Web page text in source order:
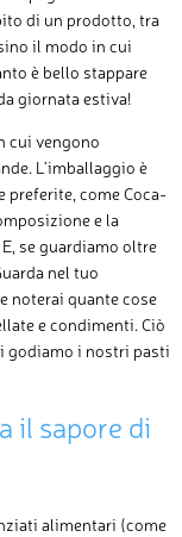
di un prodotto, tra
il modo in cui
è bello stappare
giornata estiva!
cui vengono
L’imballaggio è
preferite, come Coca-
e la
se guardiamo oltre
nel tuo
noterai quante cose
e condimenti. Ciò
godiamo i nostri pasti
il sapore di
alimentari (come